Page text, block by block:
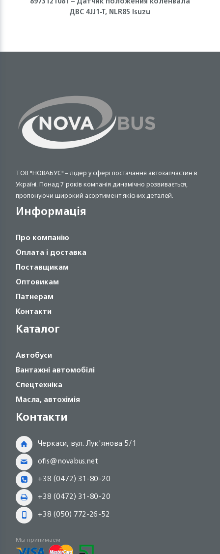
ДВС 4JJ1-T, NLR85 Isuzu
ТОВ "НОВАБУС" – лідер у сфері постачання автозапчастин в
Україні. Понад 7 років компанія динамічно розвивається,
пропонуючи широкий асортимент якісних деталей.
Информація
Про компанію
Оплата і доставка
Поставщикам
Оптовикам
Патнерам
Контакти
Каталог
Автобуси
Вантажні автомобілі
Спецтехніка
Масла, автохімія
Контакти
Черкаси, вул. Лук'янова 5/1
ofis@novabus.net
+38 (0472) 31-80-20
+38 (0472) 31-80-20
+38 (050) 772-26-52
Мы принимаем